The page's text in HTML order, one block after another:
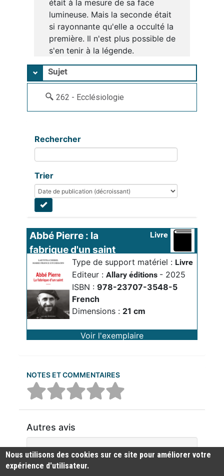
était à la mesure de sa face
lumineuse. Mais la seconde était
si rayonnante qu'elle a occulté la
première. Il n'est plus possible de
s'en tenir à la légende.
Sujet
262 - Ecclésiologie
Rechercher
Trier
Abbé Pierre : la
fabrique d'un saint
Livre
Type de support matériel : Livre
Editeur : Allary éditions - 2025
ISBN : 978-23707-3548-5
French
Dimensions : 21 cm
Voir l'exemplaire
NOTES ET COMMENTAIRES
Autres avis
Aucun commentaire n'a été trouvé
Nous utilisons des cookies sur ce site pour améliorer votre
expérience d'utilisateur.